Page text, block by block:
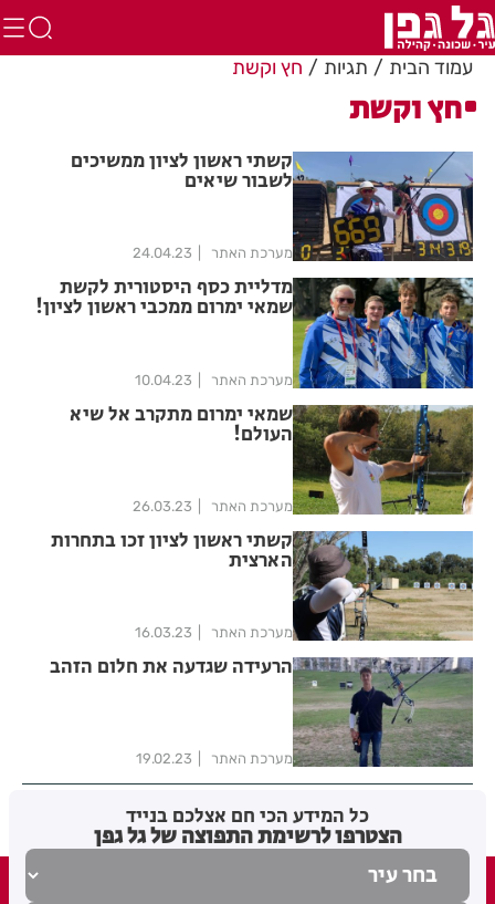
עמוד הבית תגיות חץ וקשת
חץ וקשת
קשתי ראשון לציון ממשיכים
לשבור שיאים
מערכת האתר 24.04.23
מדליית כסף היסטורית לקשת
שמאי ימרום ממכבי ראשון לציון!
מערכת האתר 10.04.23
שמאי ימרום מתקרב אל שיא
העולם!
מערכת האתר 26.03.23
קשתי ראשון לציון זכו בתחרות
הארצית
מערכת האתר 16.03.23
הרעידה שגדעה את חלום הזהב
מערכת האתר 19.02.23
כל המידע הכי חם אצלכם בנייד
הצטרפו לרשימת התפוצה של גל גפן